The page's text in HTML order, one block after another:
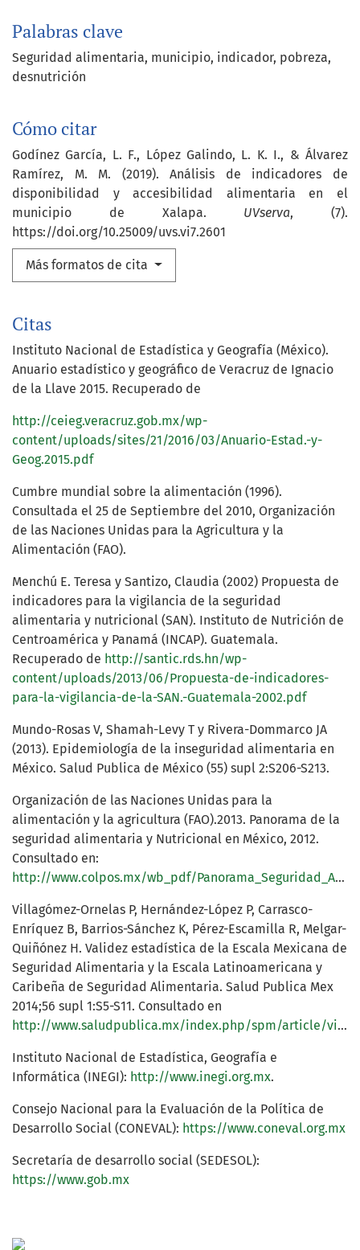
Palabras clave
Seguridad alimentaria municipio indicador pobreza
desnutrición
Cómo citar
Godínez García, L. F., López Galindo, L. K. I., & Álvarez
Ramírez, M. M. (2019). Análisis de indicadores de
disponibilidad y accesibilidad alimentaria en el
municipio de Xalapa. UVserva, (7).
https://doi.org/10.25009/uvs.vi7.2601
Más formatos de cita
Citas
Instituto Nacional de Estadística y Geografía (México).
Anuario estadístico y geográfico de Veracruz de Ignacio
de la Llave 2015. Recuperado de
http://ceieg.veracruz.gob.mx/wp-
content/uploads/sites/21/2016/03/Anuario-Estad.-y-
Geog.2015.pdf
Cumbre mundial sobre la alimentación (1996).
Consultada el 25 de Septiembre del 2010, Organización
de las Naciones Unidas para la Agricultura y la
Alimentación (FAO).
Menchú E. Teresa y Santizo, Claudia (2002) Propuesta de
indicadores para la vigilancia de la seguridad
alimentaria y nutricional (SAN). Instituto de Nutrición de
Centroamérica y Panamá (INCAP). Guatemala.
Recuperado de http://santic.rds.hn/wp-
content/uploads/2013/06/Propuesta-de-indicadores-
para-la-vigilancia-de-la-SAN.-Guatemala-2002.pdf
Mundo-Rosas V, Shamah-Levy T y Rivera-Dommarco JA
(2013). Epidemiología de la inseguridad alimentaria en
México. Salud Publica de México (55) supl 2:S206-S213.
Organización de las Naciones Unidas para la
alimentación y la agricultura (FAO).2013. Panorama de la
seguridad alimentaria y Nutricional en México, 2012.
Consultado en:
http://www.colpos.mx/wb_pdf/Panorama_Seguridad_Alimentaria.pdf
Villagómez-Ornelas P, Hernández-López P, Carrasco-
Enríquez B, Barrios-Sánchez K, Pérez-Escamilla R, Melgar-
Quiñónez H. Validez estadística de la Escala Mexicana de
Seguridad Alimentaria y la Escala Latinoamericana y
Caribeña de Seguridad Alimentaria. Salud Publica Mex
2014;56 supl 1:S5-S11. Consultado en
http://www.saludpublica.mx/index.php/spm/article/view/5160/4986
Instituto Nacional de Estadística, Geografía e
Informática (INEGI): http://www.inegi.org.mx.
Consejo Nacional para la Evaluación de la Política de
Desarrollo Social (CONEVAL): https://www.coneval.org.mx
Secretaría de desarrollo social (SEDESOL):
https://www.gob.mx